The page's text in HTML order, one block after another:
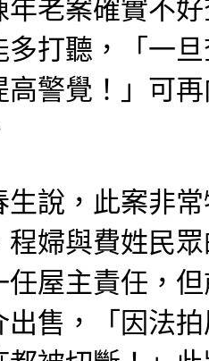
年老案確實不
多打聽，「一
高警覺！」可
生說，此案非
程婦與費姓民
任屋主責任，
出售，「因法